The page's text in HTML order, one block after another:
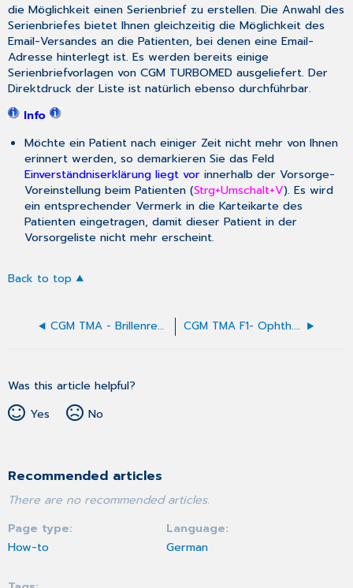
die Möglichkeit einen Serienbrief zu erstellen. Die Anwahl des
Serienbriefes bietet Ihnen gleichzeitig die Möglichkeit des
Email-Versandes an die Patienten, bei denen eine Email-
Adresse hinterlegt ist. Es werden bereits einige
Serienbriefvorlagen von CGM TURBOMED ausgeliefert. Der
Direktdruck der Liste ist natürlich ebenso durchführbar.
Info
Möchte ein Patient nach einiger Zeit nicht mehr von Ihnen
erinnert werden, so demarkieren Sie das Feld
Einverständniserklärung liegt vorinnerhalb der Vorsorge-
Voreinstellung beim Patienten (Strg+Umschalt+V). Es wird
ein entsprechender Vermerk in die Karteikarte des
Patienten eingetragen, damit dieser Patient in der
Vorsorgeliste nicht mehr erscheint.
Back to top
CGM TMA - Brillenrezept CGM TMA F1- Ophth. Eintragungsparameter
Was this article helpful?
Yes
No
Recommended articles
There are no recommended articles.
Page type
How-to
Language
German